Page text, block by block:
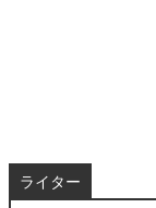
ライター